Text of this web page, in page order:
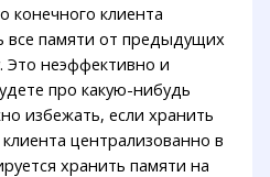
конечного клиента
все памяти от предыдущих
Это неэффективно и
про какую-нибудь
избежать, если хранить
централизованно в
хранить памяти на